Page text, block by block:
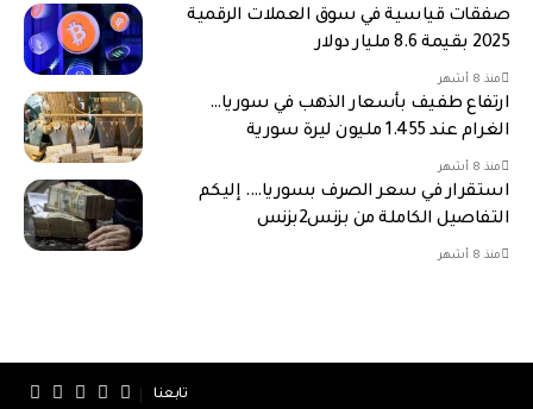
صفقات قياسية في سوق العملات الرقمية
2025 بقيمة 8.6 مليار دولار
منذ 8 أشهر
ارتفاع طفيف بأسعار الذهب في سوريا…
الغرام عند 1.455 مليون ليرة سورية
منذ 8 أشهر
استقرار في سعر الصرف بسوريا…. إليكم
التفاصيل الكاملة من بزنس2بزنس
منذ 8 أشهر
تابعنا